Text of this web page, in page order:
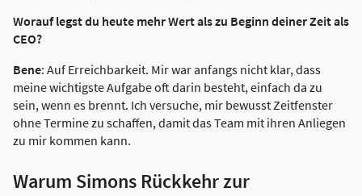
Worauf legst du heute mehr Wert als zu Beginn deiner Zeit als
CEO?
Bene: Auf Erreichbarkeit. Mir war anfangs nicht klar, dass
meine wichtigste Aufgabe oft darin besteht, einfach da zu
sein, wenn es brennt. Ich versuche, mir bewusst Zeitfenster
ohne Termine zu schaffen, damit das Team mit ihren Anliegen
zu mir kommen kann.
Warum Simons Rückkehr zur